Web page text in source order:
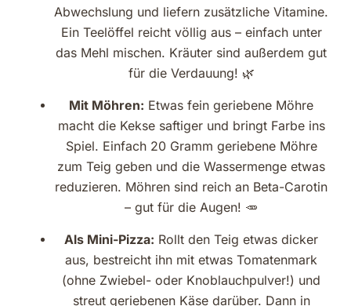
Abwechslung und liefern zusätzliche Vitamine.
Ein Teelöffel reicht völlig aus – einfach unter
das Mehl mischen. Kräuter sind außerdem gut
für die Verdauung! 🌿
Mit Möhren: Etwas fein geriebene Möhre
macht die Kekse saftiger und bringt Farbe ins
Spiel. Einfach 20 Gramm geriebene Möhre
zum Teig geben und die Wassermenge etwas
reduzieren. Möhren sind reich an Beta-Carotin
– gut für die Augen! 🥕
Als Mini-Pizza: Rollt den Teig etwas dicker
aus, bestreicht ihn mit etwas Tomatenmark
(ohne Zwiebel- oder Knoblauchpulver!) und
streut geriebenen Käse darüber. Dann in